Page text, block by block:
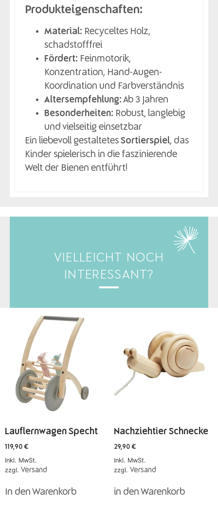
Produkteigenschaften:
Material: Recyceltes Holz,
schadstofffrei
Fördert: Feinmotorik,
Konzentration, Hand-Augen-
Koordination und Farbverständnis
Altersempfehlung: Ab 3 Jahren
Besonderheiten: Robust, langlebig
und vielseitig einsetzbar
Ein liebevoll gestaltetes Sortierspiel, das
Kinder spielerisch in die faszinierende
Welt der Bienen entführt!
VIELLEICHT NOCH
INTERESSANT?
Lauflernwagen Specht
119,90 €
Inkl. MwSt.
zzgl. Versand
In den Warenkorb
Nachziehtier Schnecke
29,90 €
Inkl. MwSt.
zzgl. Versand
in den Warenkorb